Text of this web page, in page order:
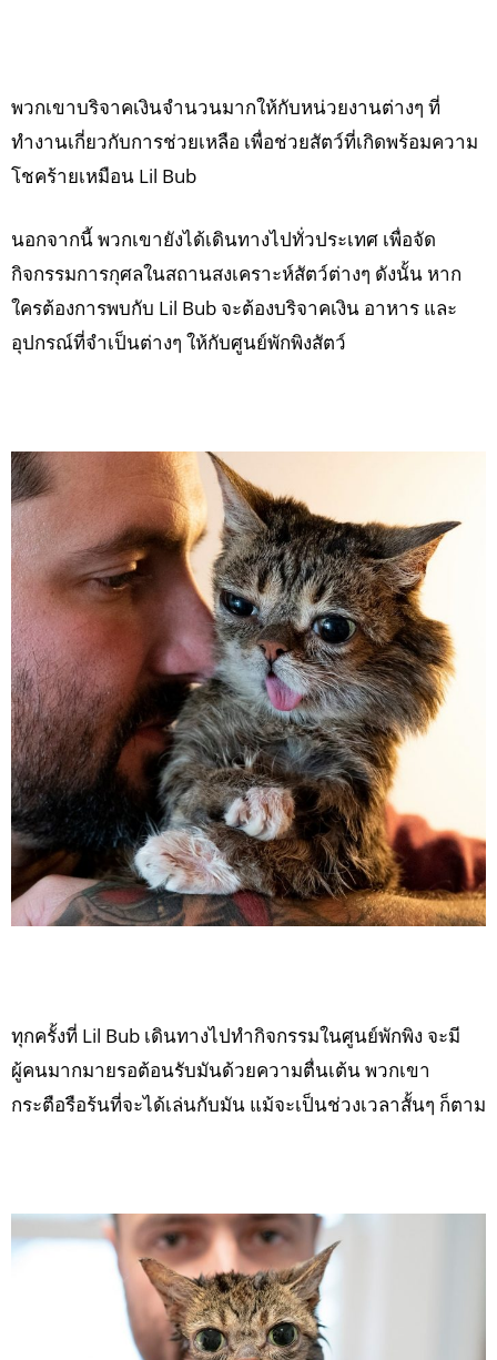
พวกเขาบริจาคเงินจำนวนมากให้กับหน่วยงานต่างๆ ที่
ทำงานเกี่ยวกับการช่วยเหลือ เพื่อช่วยสัตว์ที่เกิดพร้อมความ
โชคร้ายเหมือน Lil Bub
นอกจากนี้ พวกเขายังได้เดินทางไปทั่วประเทศ เพื่อจัด
กิจกรรมการกุศลในสถานสงเคราะห์สัตว์ต่างๆ ดังนั้น หาก
ใครต้องการพบกับ Lil Bub จะต้องบริจาคเงิน อาหาร และ
อุปกรณ์ที่จำเป็นต่างๆ ให้กับศูนย์พักพิงสัตว์
ทุกครั้งที่ Lil Bub เดินทางไปทำกิจกรรมในศูนย์พักพิง จะมี
ผู้คนมากมายรอต้อนรับมันด้วยความตื่นเต้น พวกเขา
กระตือรือร้นที่จะได้เล่นกับมัน แม้จะเป็นช่วงเวลาสั้นๆ ก็ตาม